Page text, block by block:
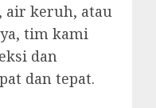
air keruh, atau
tim kami
dan
dan tepat.